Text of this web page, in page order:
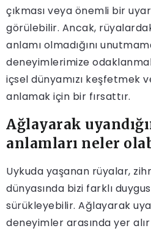
çıkması veya önemli bir
görülebilir. Ancak,
anlamı olmadığını
deneyimlerimize
içsel dünyamızı keşfetmek
anlamak için bir fırsattır.
Ağlayarak
anlamları neler
Uykuda yaşanan rüyalar,
dünyasında bizi farklı
sürükleyebilir. Ağlayarak
deneyimler arasında yer